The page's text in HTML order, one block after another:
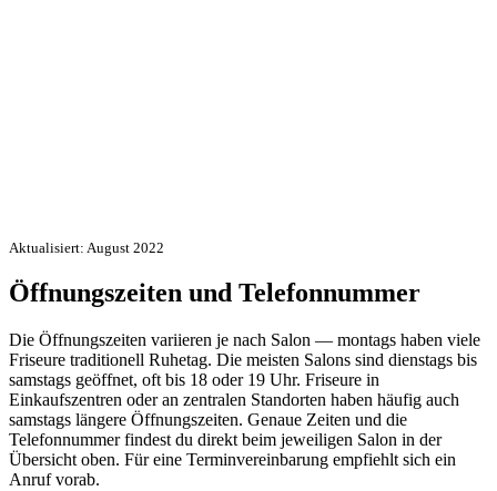
Aktualisiert: August 2022
Öffnungszeiten und Telefonnummer
Die Öffnungszeiten variieren je nach Salon — montags haben viele
Friseure traditionell Ruhetag. Die meisten Salons sind dienstags bis
samstags geöffnet, oft bis 18 oder 19 Uhr. Friseure in
Einkaufszentren oder an zentralen Standorten haben häufig auch
samstags längere Öffnungszeiten. Genaue Zeiten und die
Telefonnummer findest du direkt beim jeweiligen Salon in der
Übersicht oben. Für eine Terminvereinbarung empfiehlt sich ein
Anruf vorab.